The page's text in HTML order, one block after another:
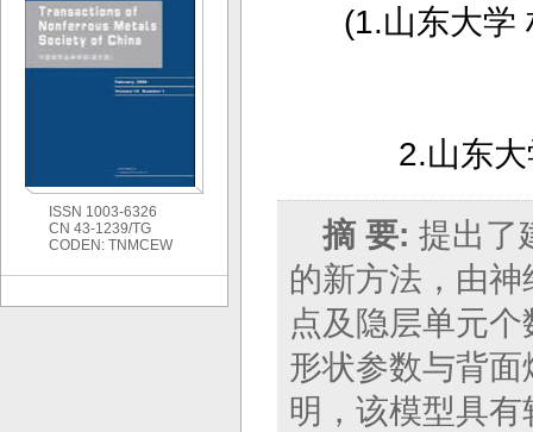
(1.山东大学
2.山东
摘 要: 提出了
的新方法，由
点及隐层单元
形状参数与背
明，该模型具
ISSN 1003-6326
CN 43-1239/TG
CODEN: TNMCEW